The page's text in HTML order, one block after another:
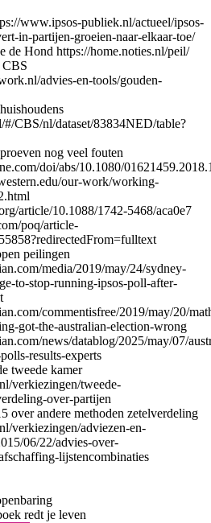
www.ipsos-publiek.nl/actueel/ipsos-
in-partijen-groeien-naar-elkaar-toe/
de Hond https://home.noties.nl/peil/
CBS
advies-en-tools/gouden-
#/CBS/nl/dataset/83834NED/table?
nog veel fouten
doi/abs/10.1080/
our-work/working-
article/10.1088/1742-5468/aca0e7
poq/article-
peilingen
media/2019/may/24/sydney-
to-stop-running-ipsos-poll-after-
commentisfree/2019/may/20/
got-the-australian-election-wrong
news/datablog/2025/may/07/
results-experts
tweede kamer
verkiezingen/tweede-
over-partijen
over andere methoden zetelverdeling
verkiezingen/adviezen-en-
06/22/advies-over-
lijstencombinaties
redt je leven